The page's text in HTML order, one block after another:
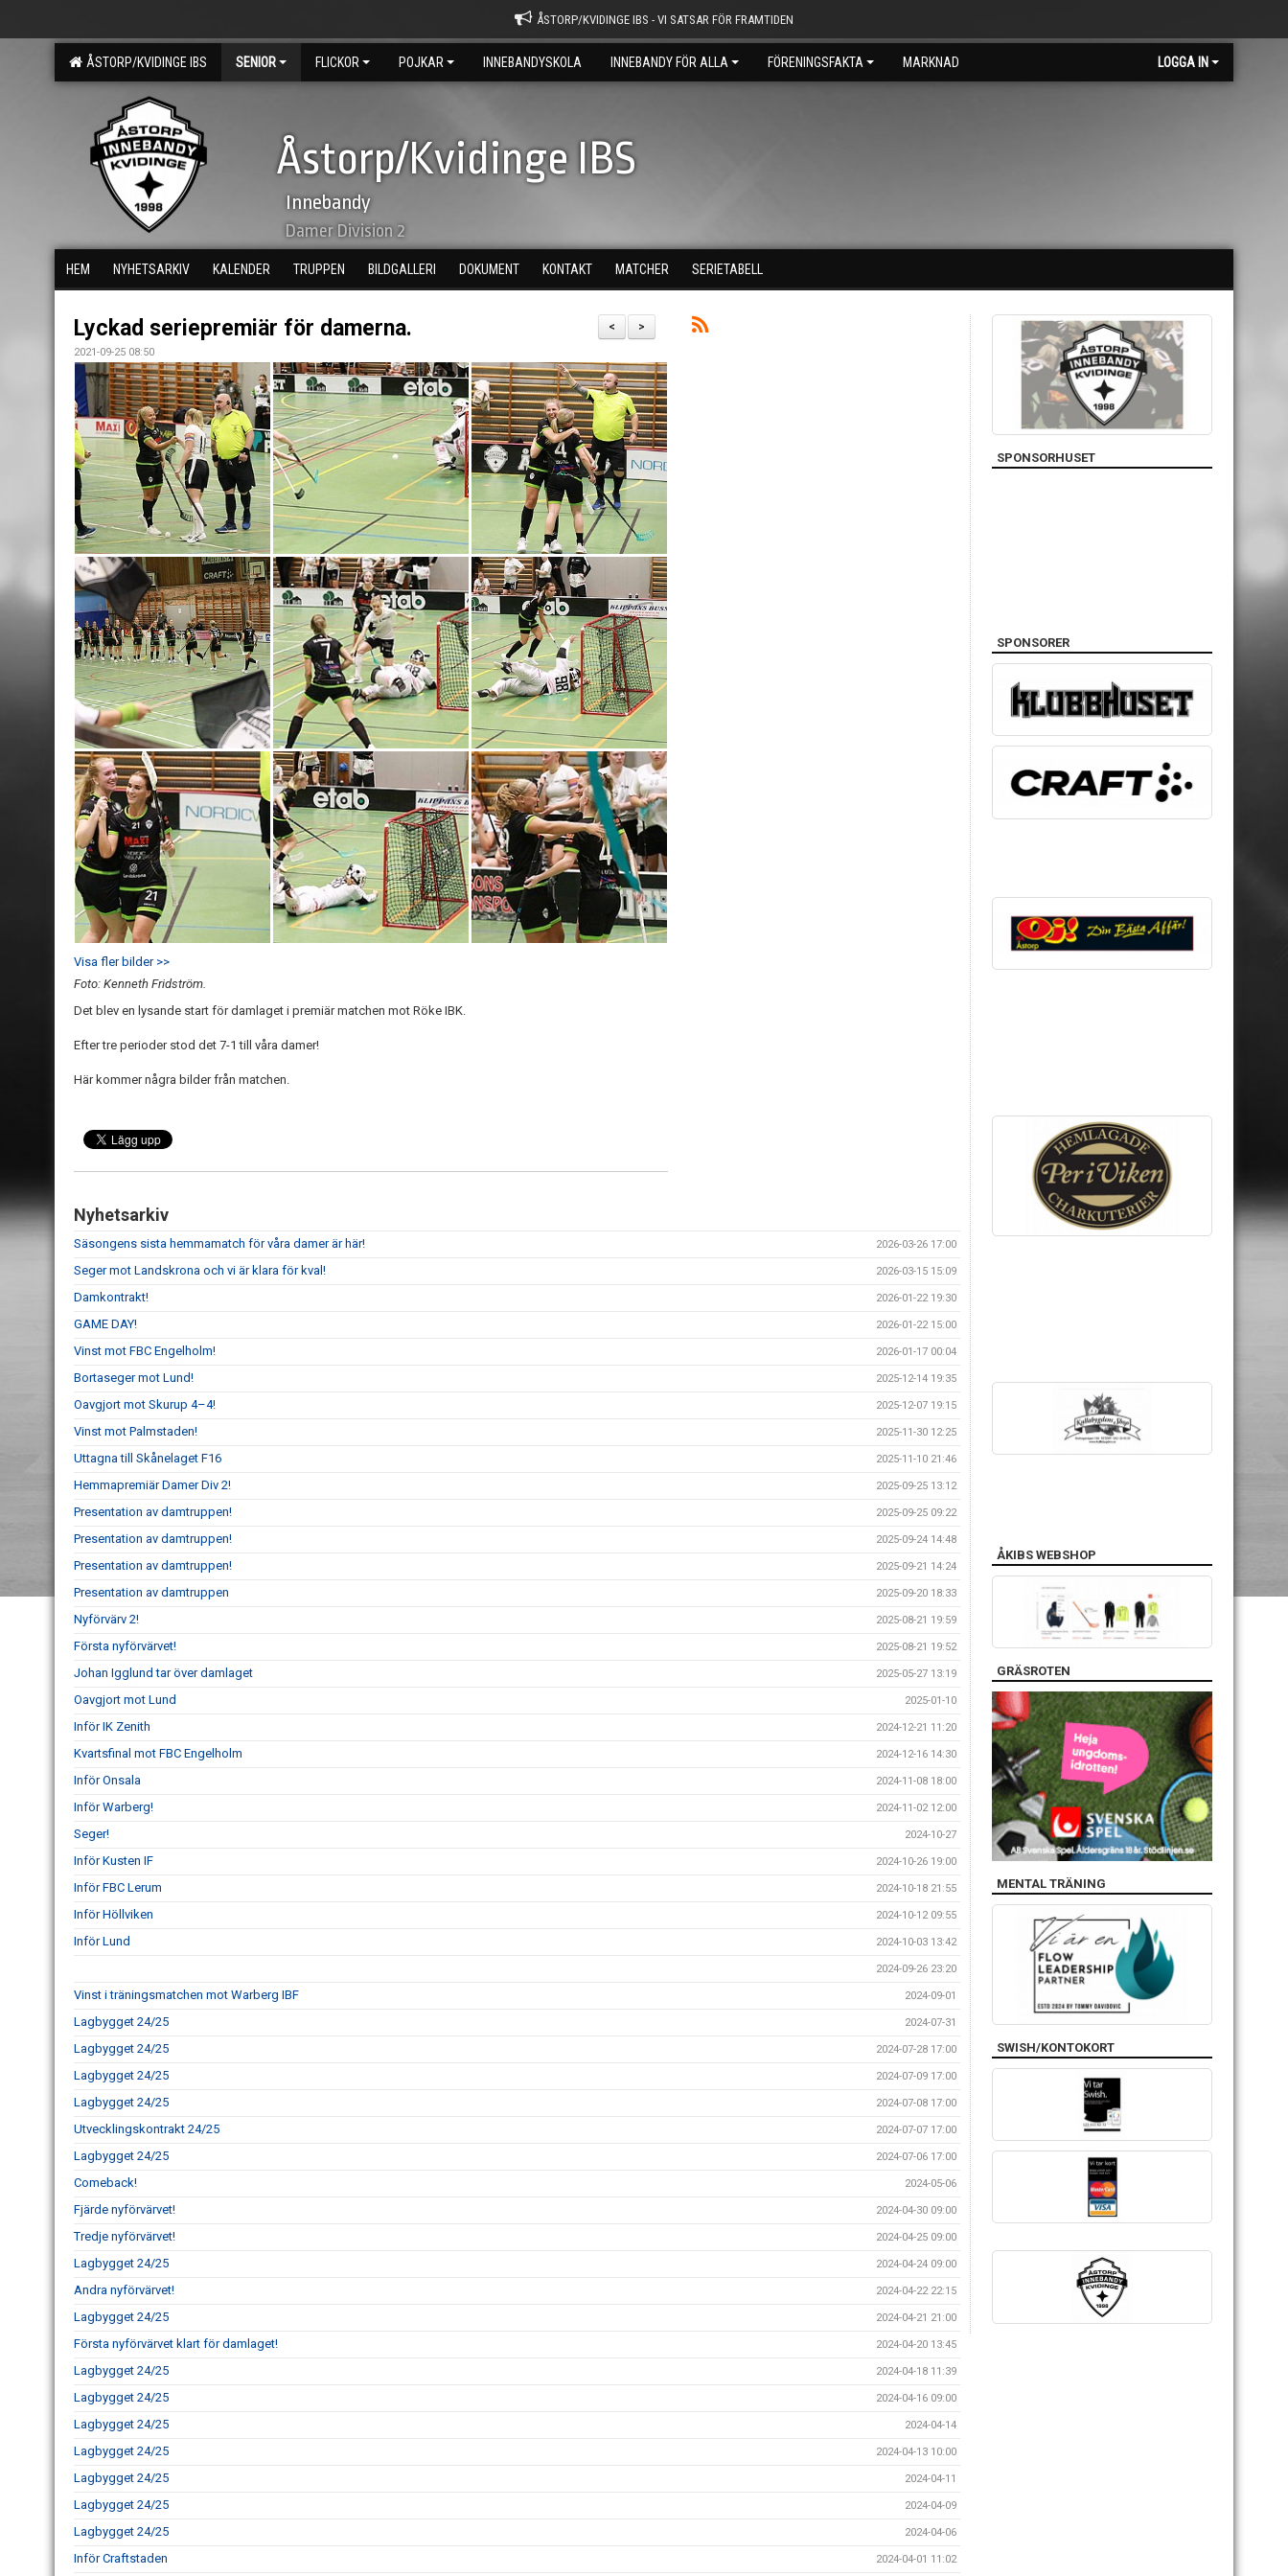
ÅSTORP/KVIDINGE IBS - VI SATSAR FÖR FRAMTIDEN
ÅSTORP/KVIDINGE IBS SENIOR FLICKOR POJKAR INNEBANDYSKOLA INNEBANDY FÖR ALLA FÖRENINGSFAKTA MARKNAD LOGGA IN
Åstorp/Kvidinge IBS
Innebandy
Damer Division 2
HEM NYHETSARKIV KALENDER TRUPPEN BILDGALLERI DOKUMENT KONTAKT MATCHER SERIETABELL
>
<
Lyckad seriepremiär för damerna.
2021-09-25 08:50
Visa fler bilder >>
Foto: Kenneth Fridström.
Det blev en lysande start för damlaget i premiär matchen mot Röke IBK.
Efter tre perioder stod det 7-1 till våra damer!
Här kommer några bilder från matchen.
Nyhetsarkiv
Säsongens sista hemmamatch för våra damer är här! 2026-03-26 17:00
Seger mot Landskrona och vi är klara för kval! 2026-03-15 15:09
Damkontrakt! 2026-01-22 19:30
GAME DAY! 2026-01-22 15:00
Vinst mot FBC Engelholm! 2026-01-17 00:04
Bortaseger mot Lund! 2025-12-14 19:35
Oavgjort mot Skurup 4–4! 2025-12-07 19:15
Vinst mot Palmstaden! 2025-11-30 12:25
Uttagna till Skånelaget F16 2025-11-10 21:46
Hemmapremiär Damer Div 2! 2025-09-25 13:12
Presentation av damtruppen! 2025-09-25 09:22
Presentation av damtruppen! 2025-09-24 14:48
Presentation av damtruppen! 2025-09-21 14:24
Presentation av damtruppen 2025-09-20 18:33
Nyförvärv 2! 2025-08-21 19:59
Första nyförvärvet! 2025-08-21 19:52
Johan Igglund tar över damlaget 2025-05-27 13:19
Oavgjort mot Lund 2025-01-10
Inför IK Zenith 2024-12-21 11:20
Kvartsfinal mot FBC Engelholm 2024-12-16 14:30
Inför Onsala 2024-11-08 18:00
Inför Warberg! 2024-11-02 12:00
Seger! 2024-10-27
Inför Kusten IF 2024-10-26 19:00
Inför FBC Lerum 2024-10-18 21:55
Inför Höllviken 2024-10-12 09:55
Inför Lund 2024-10-03 13:42
2024-09-26 23:20
Vinst i träningsmatchen mot Warberg IBF 2024-09-01
Lagbygget 24/25 2024-07-31
Lagbygget 24/25 2024-07-28 17:00
Lagbygget 24/25 2024-07-09 17:00
Lagbygget 24/25 2024-07-08 17:00
Utvecklingskontrakt 24/25 2024-07-07 17:00
Lagbygget 24/25 2024-07-06 17:00
Comeback! 2024-05-06
Fjärde nyförvärvet! 2024-04-30 09:00
Tredje nyförvärvet! 2024-04-25 09:00
Lagbygget 24/25 2024-04-24 09:00
Andra nyförvärvet! 2024-04-22 22:15
Lagbygget 24/25 2024-04-21 21:00
Första nyförvärvet klart för damlaget! 2024-04-20 13:45
Lagbygget 24/25 2024-04-18 11:39
Lagbygget 24/25 2024-04-16 09:00
Lagbygget 24/25 2024-04-14
Lagbygget 24/25 2024-04-13 10:00
Lagbygget 24/25 2024-04-11
Lagbygget 24/25 2024-04-09
Lagbygget 24/25 2024-04-06
Inför Craftstaden 2024-04-01 11:02
SPONSORHUSET
SPONSORER
ÅKIBS WEBSHOP
GRÄSROTEN
MENTAL TRÄNING
SWISH/KONTOKORT